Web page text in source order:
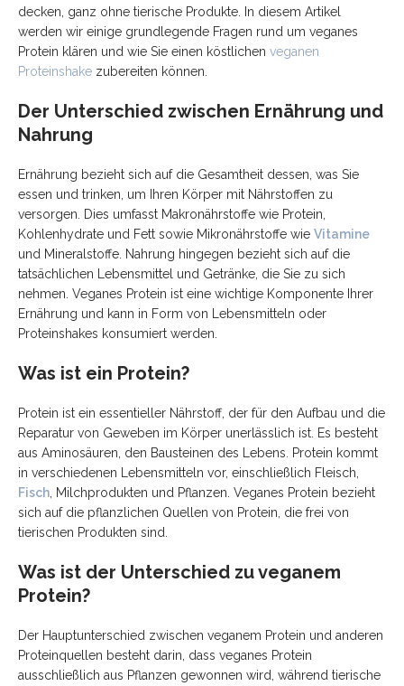
decken, ganz ohne tierische Produkte. In diesem Artikel
werden wir einige grundlegende Fragen rund um veganes
Protein klären und wie Sie einen köstlichen veganen
Proteinshake zubereiten können.
Der Unterschied zwischen Ernährung und
Nahrung
Ernährung bezieht sich auf die Gesamtheit dessen, was Sie
essen und trinken, um Ihren Körper mit Nährstoffen zu
versorgen. Dies umfasst Makronährstoffe wie Protein,
Kohlenhydrate und Fett sowie Mikronährstoffe wie Vitamine
und Mineralstoffe. Nahrung hingegen bezieht sich auf die
tatsächlichen Lebensmittel und Getränke, die Sie zu sich
nehmen. Veganes Protein ist eine wichtige Komponente Ihrer
Ernährung und kann in Form von Lebensmitteln oder
Proteinshakes konsumiert werden.
Was ist ein Protein?
Protein ist ein essentieller Nährstoff, der für den Aufbau und die
Reparatur von Geweben im Körper unerlässlich ist. Es besteht
aus Aminosäuren, den Bausteinen des Lebens. Protein kommt
in verschiedenen Lebensmitteln vor, einschließlich Fleisch,
Fisch , Milchprodukten und Pflanzen. Veganes Protein bezieht
sich auf die pflanzlichen Quellen von Protein, die frei von
tierischen Produkten sind.
Was ist der Unterschied zu veganem
Protein?
Der Hauptunterschied zwischen veganem Protein und anderen
Proteinquellen besteht darin, dass veganes Protein
ausschließlich aus Pflanzen gewonnen wird, während tierische